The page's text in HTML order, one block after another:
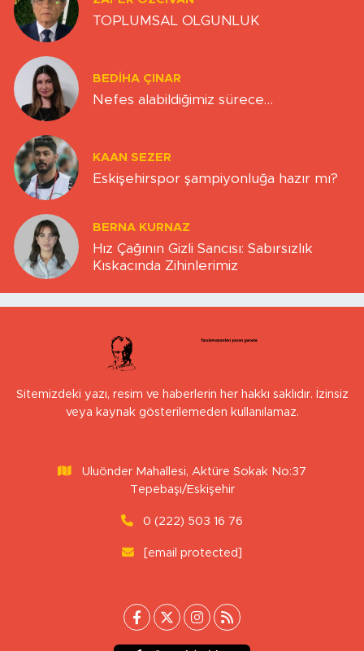
TOPLUMSAL OLGUNLUK
BEDIHA ÇINAR
Nefes alabildiğimiz sürece…
KAAN SEZER
Eskişehirspor şampiyonluğa hazır mı?
BERNA KURNAZ
Hız Çağının Gizli Sancısı: Sabırsızlık
Kıskacında Zihinlerimiz
Sitemizdeki yazı, resim ve haberlerin her hakkı saklıdır. İzinsiz
veya kaynak gösterilemeden kullanılamaz.
Uluönder Mahallesi, Aktüre Sokak No:37
Tepebaşı/Eskişehir
0 (222) 503 16 76
[email protected]